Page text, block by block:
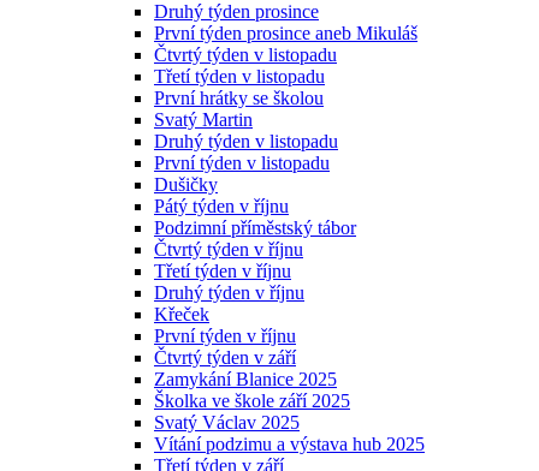
Druhý týden prosince
První týden prosince aneb Mikuláš
Čtvrtý týden v listopadu
Třetí týden v listopadu
První hrátky se školou
Svatý Martin
Druhý týden v listopadu
První týden v listopadu
Dušičky
Pátý týden v říjnu
Podzimní příměstský tábor
Čtvrtý týden v říjnu
Třetí týden v říjnu
Druhý týden v říjnu
Křeček
První týden v říjnu
Čtvrtý týden v září
Zamykání Blanice 2025
Školka ve škole září 2025
Svatý Václav 2025
Vítání podzimu a výstava hub 2025
Třetí týden v září